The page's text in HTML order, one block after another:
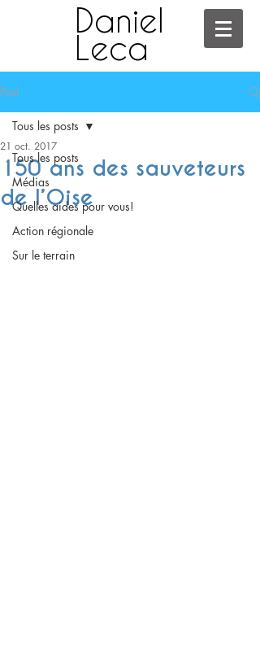
Daniel
Leca
Post
Tous les posts
Médias
Quelles aides pour vous!
Action régionale
Sur le terrain
Tous les posts
150 ans des sauveteurs
de l’Oise
21 oct. 2017